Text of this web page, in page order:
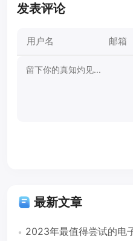
发表评论
最新文章
2023年最值得尝试的电